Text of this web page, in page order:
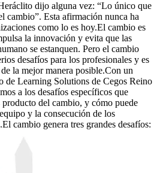
dijo alguna vez: “Lo único que
cambio”. Esta afirmación nunca ha
como lo es hoy.El cambio es
la innovación y evita que las
se estanquen. Pero el cambio
desafíos para los profesionales y es
la mejor manera posible.Con un
de Learning Solutions de Cegos Reino
a los desafíos específicos que
del cambio, y cómo puede
y la consecución de los
cambio genera tres grandes desafíos: